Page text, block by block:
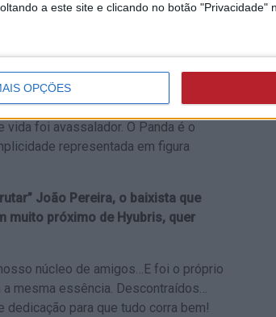
a este site e clicando no botão "Privacidade"
OPÇÕES
e genuínas que conheço… e quem
de solidariedade deve-se sobretudo
toda a energia positiva das
amizade e amor que nos une
foi o de perdermos o nosso
Panda!!! Vivemos um grande
foi avassalador. O Panda é o
representada em figura
João Pereira, o baixista que
muito próximo de Hyubris, quer
núcleo de amigos…E foi o próprio
mesma essência. Descontraídos…
para que tudo corra bem!